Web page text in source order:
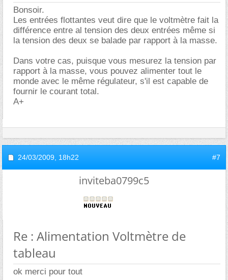
Bonsoir.
Les entrées flottantes veut dire que le voltmètre fait la
différence entre al tension des deux entrées même si
la tension des deux se balade par rapport à la masse.
Dans votre cas, puisque vous mesurez la tension par
rapport à la masse, vous pouvez alimenter tout le
monde avec le même régulateur, s'il est capable de
fournir le courant total.
A+
24/03/2009, 18h22 #7
inviteba0799c5
Re : Alimentation Voltmètre de
tableau
ok merci pour tout